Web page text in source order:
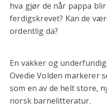
hva gjør de når pappa
ferdigskrevet? Kan de
ordentlig da?
En vakker og
Ovedie Volden markerer
som en av de helt store,
norsk barnelitteratur.